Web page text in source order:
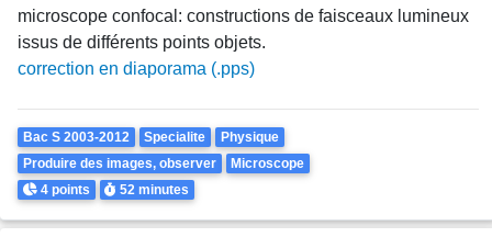
microscope confocal: constructions de faisceaux lumineux
issus de différents points objets.
correction en diaporama (.pps)
Theme
Bac S 2003-2012 Specialite
Physique
Produire des images, observer
Microscope
Points
4 points Durée
52 minutes